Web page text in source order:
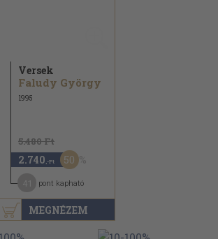
MEGNÉZEM
Versek
Faludy György
1995
5.480 Ft
2.740 ,-Ft 50
pont kapható